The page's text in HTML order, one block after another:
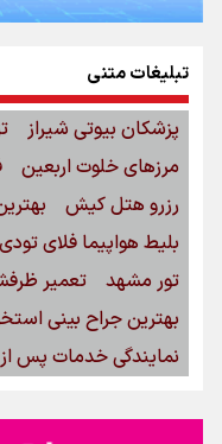
اینفو برنا/ میزان
تبلیغات متنی
پزشکان بیوتی شیراز
مرزهای خلوت اربعین
رزرو هتل کیش
بلیط هواپیما فلای تودی
تور مشهد
تعمیر
بهترین جراح بینی
نمایندگی خدمات پس